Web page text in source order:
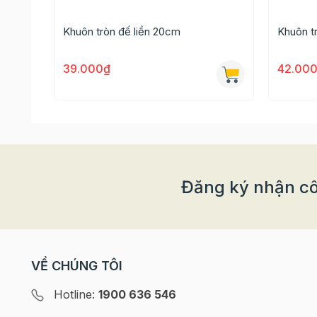
>>> Bạn có thể tham khảo thêm một số mẫu
Khuôn tròn đế liền 20cm
39.000₫
Khuôn
Đăng ký nhận
VỀ CHÚNG TÔI
Hotline: 1900 636 546